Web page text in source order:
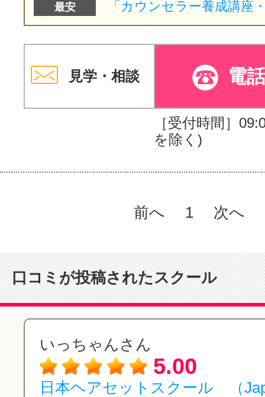
最安
見学・相談 電
［受付時間］
を除く)
前へ 1 次へ
口コミが投稿されたスクール
いっちゃんさん
5.00
日本ヘアセットスクール （